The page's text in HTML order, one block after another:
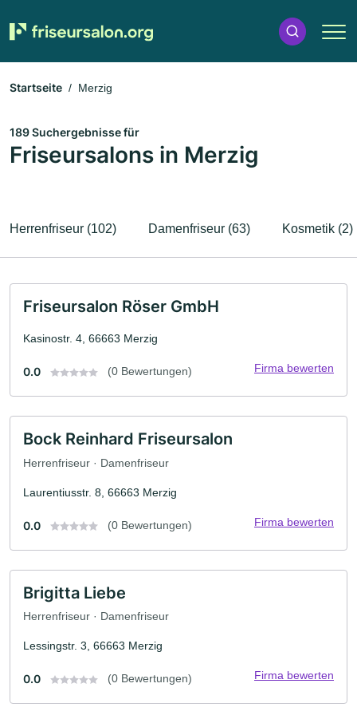
Startseite Merzig
189 Suchergebnisse für
Friseursalons in Merzig
Herrenfriseur (102) Damenfriseur (63) Kosmetik (2)
Friseursalon Röser GmbH
Kasinostr. 4, 66663 Merzig
0.0 (0 Bewertungen) Firma bewerten
Bock Reinhard Friseursalon
Herrenfriseur · Damenfriseur
Laurentiusstr. 8, 66663 Merzig
0.0 (0 Bewertungen) Firma bewerten
Brigitta Liebe
Herrenfriseur · Damenfriseur
Lessingstr. 3, 66663 Merzig
0.0 (0 Bewertungen) Firma bewerten